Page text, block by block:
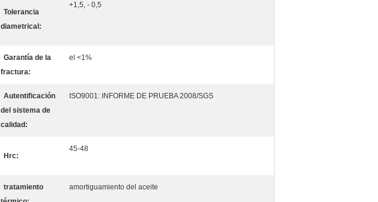
Tolerancia
diametrical:
+1,5, - 0,5
Garantía de la
fractura:
el <1%
Autentificación
del sistema de
calidad:
ISO9001: INFORME DE PRUEBA 2008/SGS
Hrc:
45-48
tratamiento
amortiguamiento del aceite